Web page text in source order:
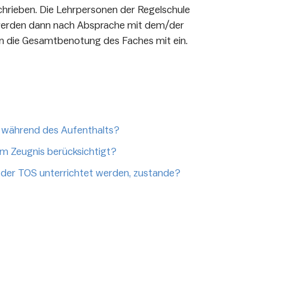
Die Lehrpersonen der Regelschule
dann nach Absprache mit dem/der
die Gesamtbenotung des Faches mit ein.
des Aufenthalts?
Zeugnis berücksichtigt?
TOS unterrichtet werden, zustande?